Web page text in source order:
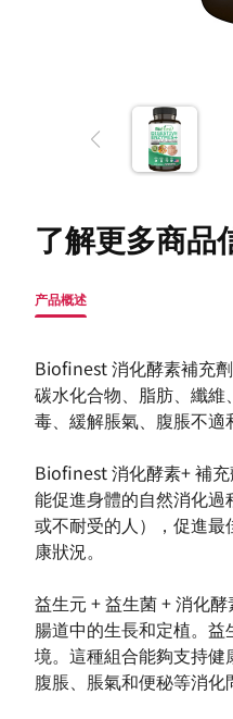
了解更多商品
产品概述
Biofinest 消化酵素補充劑
碳水化合物、脂肪、纖
毒、緩解脹氣、腹脹不適
Biofinest 消化酵素+ 補
能促進身體的自然消化
或不耐受的人），促進
康狀況。
益生元 + 益生菌 + 消化
腸道中的生長和定植。
境。這種組合能夠支持
腹脹、脹氣和便秘等消化